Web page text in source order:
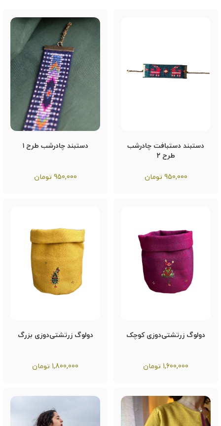
دستبند دستبافت چادرشب
طرح ۲
950,000 تومان
دستبند چادرشب طرح ۱
950,000 تومان
دولوگ زرتشتی‌دوزی کوچک
1,600,000 تومان
دولوگ زرتشتی‌دوزی بزرگ
1,800,000 تومان